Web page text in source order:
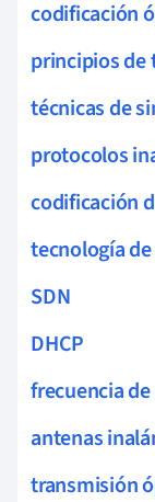
codificación
principios de
técnicas de
protocolos
codificación
tecnología
SDN
DHCP
frecuencia
antenas
transmisión